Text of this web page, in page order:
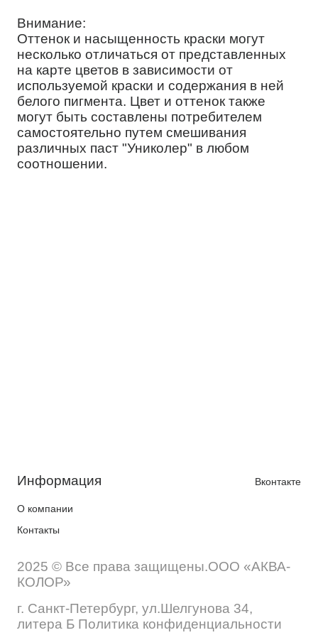
Внимание:
Оттенок и насыщенность краски могут
несколько отличаться от представленных
на карте цветов в зависимости от
используемой краски и содержания в ней
белого пигмента. Цвет и оттенок также
могут быть составлены потребителем
самостоятельно путем смешивания
различных паст "Униколер" в любом
соотношении.
Информация
О компании
Контакты
Вконтакте
2025 © Все права защищены.ООО «АКВА-
КОЛОР»
г. Санкт-Петербург, ул.Шелгунова 34,
литера Б Политика конфиденциальности